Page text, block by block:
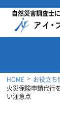
自然災害調査士
HOME > お役立ち
火災保険申請代行
い注意点